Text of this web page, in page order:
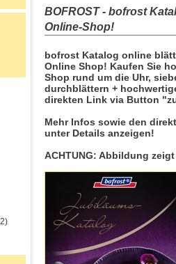
BOFROST - bofrost
Online-Shop!
bofrost Katalog online
Online Shop! Kaufen Sie
Shop rund um die Uhr,
durchblättern +
direkten Link via Button
Mehr Infos sowie den
unter Details anzeigen!
ACHTUNG: Abbildung